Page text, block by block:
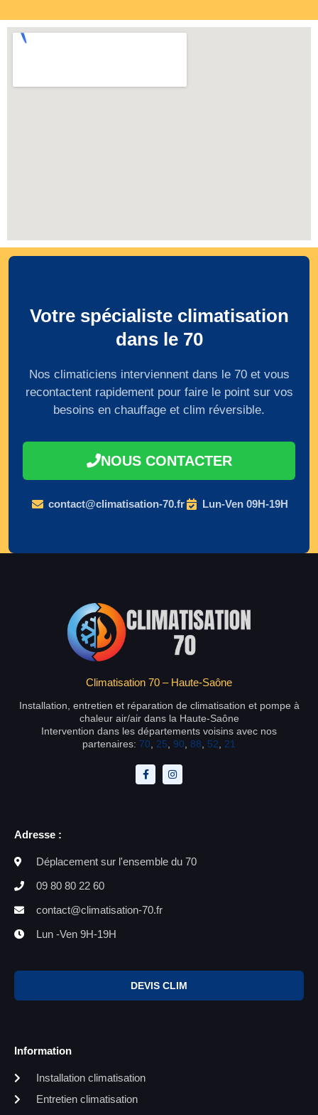
Votre spécialiste climatisation
dans le 70
Nos climaticiens interviennent dans le 70 et vous
recontactent rapidement pour faire le point sur vos
besoins en chauffage et clim réversible.
NOUS CONTACTER
contact@climatisation-70.fr Lun-Ven 09H-19H
Climatisation 70 – Haute-Saône
Installation, entretien et réparation de climatisation et pompe à
chaleur air/air dans la Haute-Saône
Intervention dans les départements voisins avec nos
partenaires: 70 25 90 88 52 21
Adresse :
Déplacement sur l'ensemble du 70
09 80 80 22 60
contact@climatisation-70.fr
Lun -Ven 9H-19H
DEVIS CLIM
Information
Installation climatisation
Entretien climatisation